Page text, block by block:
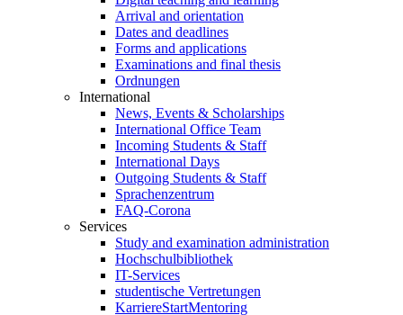
Arrival and orientation
Dates and deadlines
Forms and applications
Examinations and final thesis
Ordnungen
International
News, Events & Scholarships
International Office Team
Incoming Students & Staff
International Days
Outgoing Students & Staff
Sprachenzentrum
FAQ-Corona
Services
Study and examination administration
Hochschulbibliothek
IT-Services
studentische Vertretungen
KarriereStartMentoring